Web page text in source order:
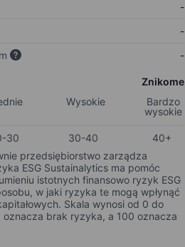
-
-
-
Znikome
Wysokie
Bardzo
wysokie
30 30-40
40+
przedsiębiorstwo zarządza
ESG Sustainalytics ma pomóc
istotnych finansowo ryzyk ESG
w jaki ryzyka te mogą wpłynąć
Skala wynosi od 0 do
brak ryzyka, a 100 oznacza